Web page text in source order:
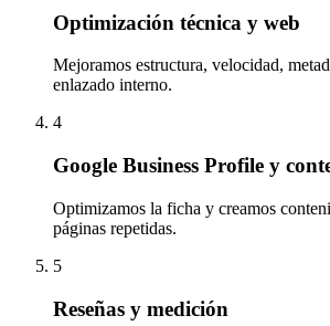
Optimización técnica y web
Mejoramos estructura, velocidad,
enlazado interno.
4
Google Business Profile y
Optimizamos la ficha y creamos
páginas repetidas.
5
Reseñas y medición